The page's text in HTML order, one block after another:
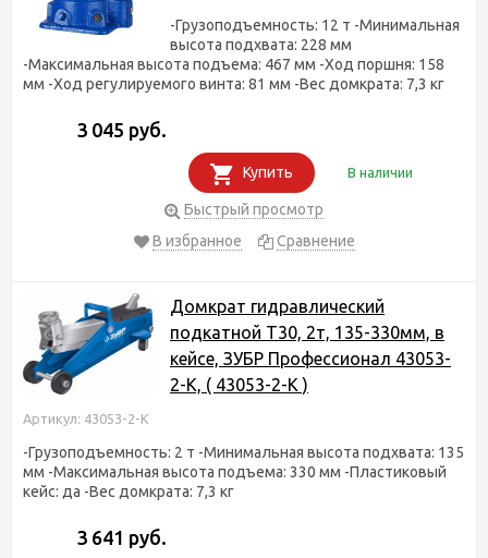
-Грузоподъемность: 12 т -Минимальная
высота подхвата: 228 мм
-Максимальная высота подъема: 467 мм -Ход поршня: 158
мм -Ход регулируемого винта: 81 мм -Вес домкрата: 7,3 кг
3 045 руб.
Купить В наличии
Быстрый просмотр
В избранное
Сравнение
Домкрат гидравлический
подкатной T30, 2т, 135-330мм, в
кейсе, ЗУБР Профессионал 43053-
2-K, ( 43053-2-K )
Артикул: 43053-2-K
-Грузоподъемность: 2 т -Минимальная высота подхвата: 135
мм -Максимальная высота подъема: 330 мм -Пластиковый
кейс: да -Вес домкрата: 7,3 кг
3 641 руб.